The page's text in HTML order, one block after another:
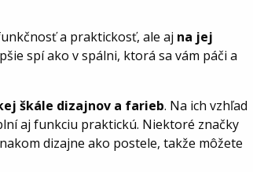
a praktickosť, ale aj na jej
spí ako v spálni, ktorá sa vám páči a
škále dizajnov a farieb. Na ich vzhľad
aj funkciu praktickú. Niektoré značky
dizajne ako postele, takže môžete